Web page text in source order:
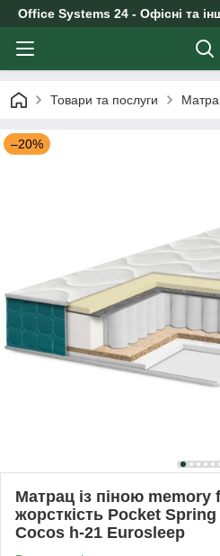
Office Systems 24 - Офісні та
Товари та послуги
–20%
Матрац із піною memory
жорсткість Pocket
Cocos h-21 Eurosleep